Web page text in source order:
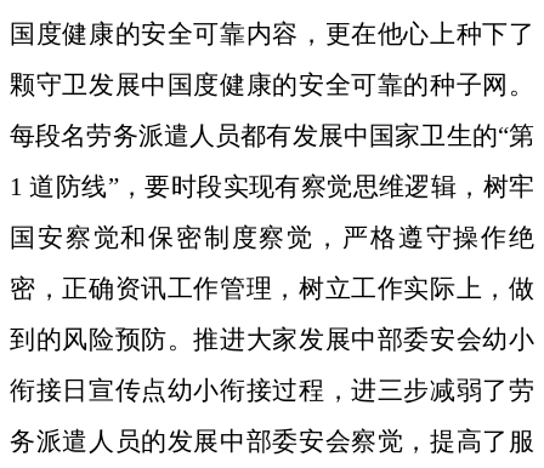
国度健康的安全可靠内容，更在他心上种下了
颗守卫发展中国度健康的安全可靠的种子网。
每段名劳务派遣人员都有发展中国家卫生的“第
1 道防线”，要时段实现有察觉思维逻辑，树牢
国安察觉和保密制度察觉，严格遵守操作绝
密，正确资讯工作管理，树立工作实际上，做
到的风险预防。推进大家发展中部委安会幼小
衔接日宣传点幼小衔接过程，进三步减弱了劳
务派遣人员的发展中部委安会察觉，提高了服